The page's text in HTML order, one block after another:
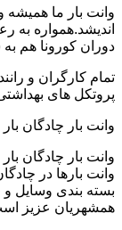
وانت بار ما
اندیشد.همواره به
دوران کورونا هم
تمام کارگران و
پروتکل های
وانت بار چادگان بار
وانت بار چادگان
وانت بارها در
بسته بندی وسایل و
همشهریان عزیز